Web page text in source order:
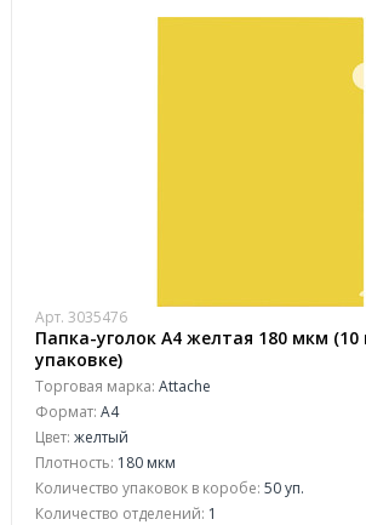
Арт. 3035476
Папка-уголок A4 желтая 180 мкм
упаковке)
Торговая марка: Attache
Формат: A4
Цвет: желтый
Плотность: 180 мкм
Количество упаковок в коробе: 50 уп.
Количество отделений: 1